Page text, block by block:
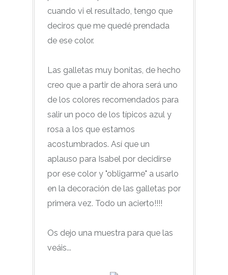
cuando vi el resultado, tengo que
deciros que me quedé prendada
de ese color.
Las galletas muy bonitas, de hecho
creo que a partir de ahora será uno
de los colores recomendados para
salir un poco de los típicos azul y
rosa a los que estamos
acostumbrados. Así que un
aplauso para Isabel por decidirse
por ese color y "obligarme" a usarlo
en la decoración de las galletas por
primera vez. Todo un acierto!!!!
Os dejo una muestra para que las
veáis...